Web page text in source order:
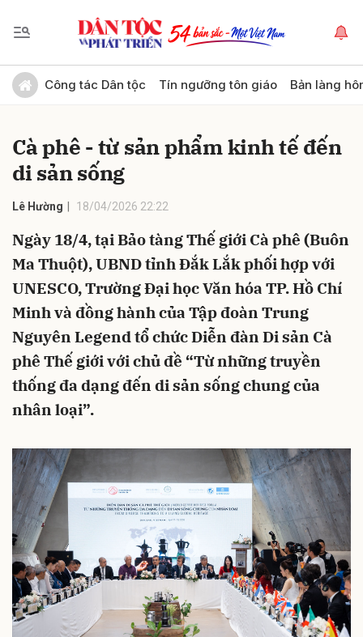
Công tác Dân tộc Tín ngưỡng tôn giáo Bản làng
Cà phê - từ sản phẩm kinh tế đến
di sản sống
Lê Hường 18/04/2026 22:22
Ngày 18/4, tại Bảo tàng Thế giới Cà phê (Buôn
Ma Thuột), UBND tỉnh Đắk Lắk phối hợp với
UNESCO, Trường Đại học Văn hóa TP. Hồ Chí
Minh và đồng hành của Tập đoàn Trung
Nguyên Legend tổ chức Diễn đàn Di sản Cà
phê Thế giới với chủ đề “Từ những truyền
thống đa dạng đến di sản sống chung của
nhân loại”.
Gửi bình luận
Hủy Gửi